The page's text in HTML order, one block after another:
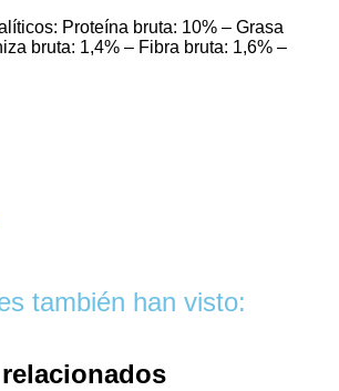
Proteína bruta: 10% – Grasa
bruta: 1,4% – Fibra bruta: 1,6% –
también han visto: